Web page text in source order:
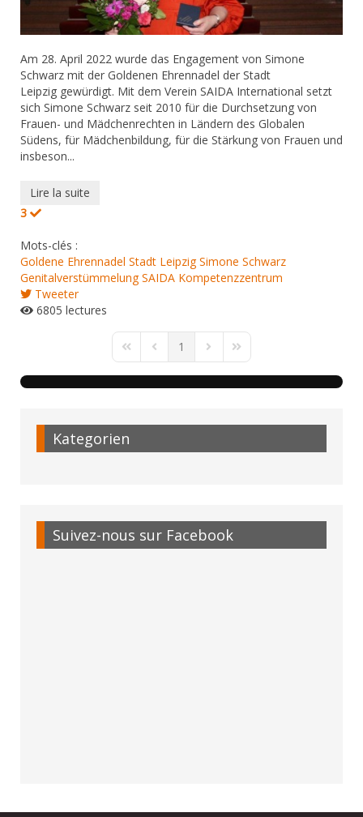
Am 28. April 2022 wurde das Engagement von Simone
Schwarz mit der Goldenen Ehrennadel der Stadt
Leipzig gewürdigt. Mit dem Verein SAIDA International setzt
sich Simone Schwarz seit 2010 für die Durchsetzung von
Frauen- und Mädchenrechten in Ländern des Globalen
Südens, für Mädchenbildung, für die Stärkung von Frauen und
insbeson...
Lire la suite
3
Mots-clés :
Goldene Ehrennadel Stadt Leipzig Simone Schwarz
Genitalverstümmelung SAIDA Kompetenzzentrum
Tweeter
6805 lectures
First PagePrevious Page
1 Next PageLast Page
Kategorien
Suivez-nous sur Facebook